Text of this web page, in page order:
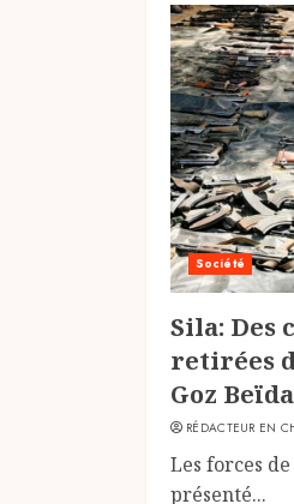
Société
Sila: Des
retirées
Goz Beïda
RÉDACTEUR EN
Les forces
présenté...